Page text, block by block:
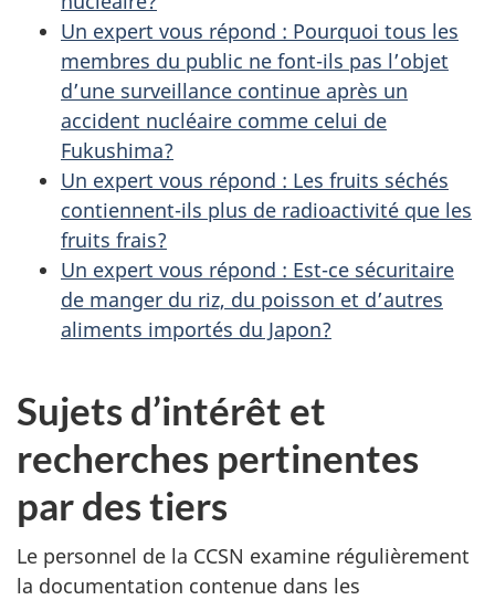
Un expert vous répond : Pourquoi tous les
membres du public ne font-ils pas l’objet
d’une surveillance continue après un
accident nucléaire comme celui de
Fukushima?
Un expert vous répond : Les fruits séchés
contiennent-ils plus de radioactivité que les
fruits frais?
Un expert vous répond : Est-ce sécuritaire
de manger du riz, du poisson et d’autres
aliments importés du Japon?
Sujets d’intérêt et
recherches pertinentes
par des tiers
Le personnel de la CCSN examine régulièrement
la documentation contenue dans les